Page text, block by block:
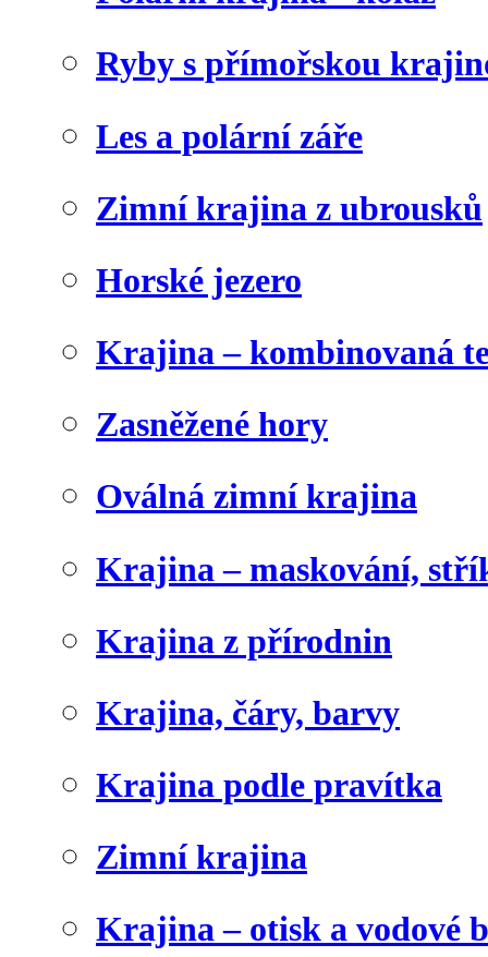
Ryby s přímořskou
Les a polární záře
Zimní krajina z ubrousků
Horské jezero
Krajina – kombinovaná
Zasněžené hory
Oválná zimní krajina
Krajina – maskování,
Krajina z přírodnin
Krajina, čáry, barvy
Krajina podle pravítka
Zimní krajina
Krajina – otisk a vodové